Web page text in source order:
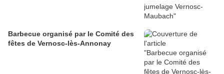
Barbecue organisé par le Comité des
fêtes de Vernosc-lès-Annonay